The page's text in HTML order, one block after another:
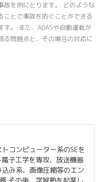
故を例にとります。 どのような
ことで事故を防ぐことができる
す。 また、ADASや自動運転が
る問題点と、その場合の対応に
コンピューター系のSEを
子工学を専攻、放送機器
み系、画像圧縮等のエン